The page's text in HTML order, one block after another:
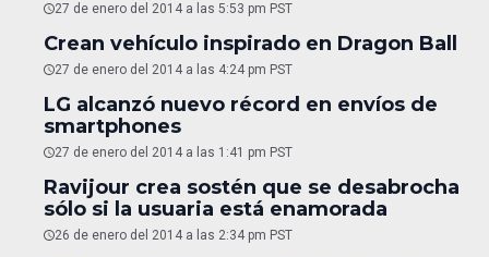
27 de enero del 2014 a las 5:53 pm PST
Crean vehículo inspirado en Dragon Ball
27 de enero del 2014 a las 4:24 pm PST
LG alcanzó nuevo récord en envíos de
smartphones
27 de enero del 2014 a las 1:41 pm PST
Ravijour crea sostén que se desabrocha
sólo si la usuaria está enamorada
26 de enero del 2014 a las 2:34 pm PST